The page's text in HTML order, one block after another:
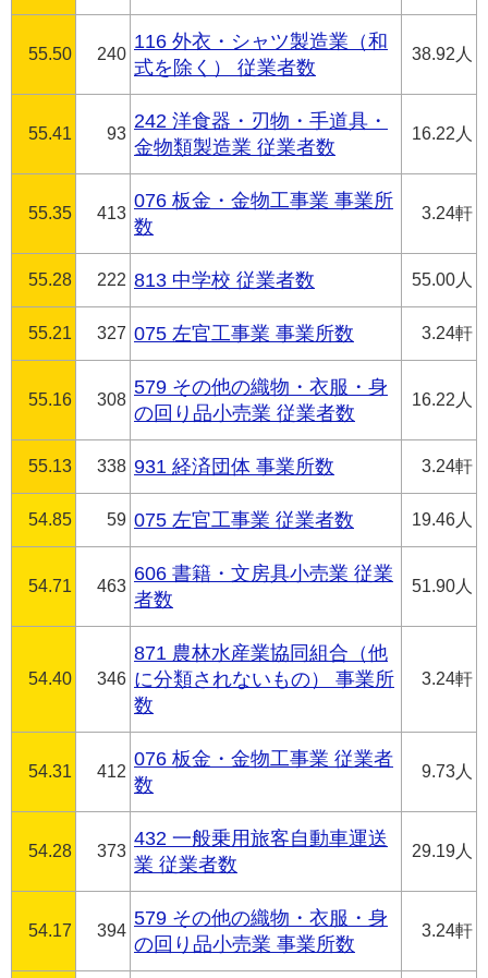
55.50 240
116 外衣・シャツ製造業（和
式を除く） 従業者数
38.92人
55.41 93
242 洋食器・刃物・手道具・
金物類製造業 従業者数
16.22人
55.35 413
076 板金・金物工事業 事業所
数
3.24軒
55.28 222 813 中学校 従業者数 55.00人
55.21 327 075 左官工事業 事業所数 3.24軒
55.16 308
579 その他の織物・衣服・身
の回り品小売業 従業者数
16.22人
55.13 338 931 経済団体 事業所数 3.24軒
54.85 59 075 左官工事業 従業者数 19.46人
54.71 463
606 書籍・文房具小売業 従業
者数
51.90人
54.40 346
871 農林水産業協同組合（他
に分類されないもの） 事業所
数
3.24軒
54.31 412
076 板金・金物工事業 従業者
数
9.73人
54.28 373
432 一般乗用旅客自動車運送
業 従業者数
29.19人
54.17 394
579 その他の織物・衣服・身
の回り品小売業 事業所数
3.24軒